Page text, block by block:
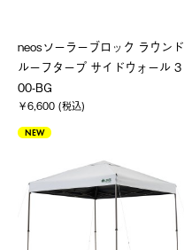
neosソーラーブロック ラウンド
ルーフタープ サイドウォール 3
00-BG
￥6,600 (税込)
NEW